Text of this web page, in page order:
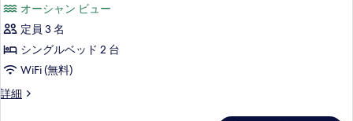
の
写
真
を
表
イ
ー
ン
ベ
ッ
ー
ム
イ
ー
ベ
ゼ
ク
テ
ィ
ブ
オーシャン ビュー
定員 3 名
シングルベッド 2 台
WiFi (無料)
詳細
エ